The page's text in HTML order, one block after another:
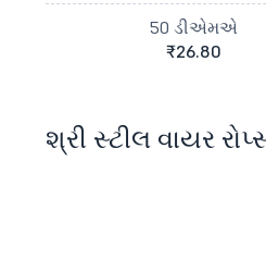
50 ડીએમએ
₹26.80
શ્રી સ્ટીલ વાયર